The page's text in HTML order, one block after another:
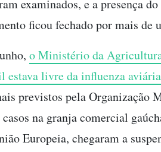
examinados, e a presença
ficou fechado por mais de
o Ministério da
estava livre da influenza aviária
previstos pela Organização
na granja comercial
Europeia, chegaram a